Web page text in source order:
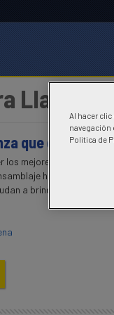
Llantas
que generan
los mejores productos
hasta la
a brindar tranquilidad.
Al hacer clic
navegación
Politica de